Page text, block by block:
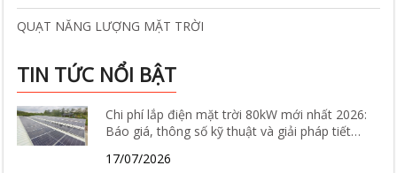
QUẠT NĂNG LƯỢNG MẶT TRỜI
TIN TỨC NỔI BẬT
Chi phí lắp điện mặt trời 80kW mới nhất 2026:
Báo giá, thông số kỹ thuật và giải pháp tiết
17/07/2026